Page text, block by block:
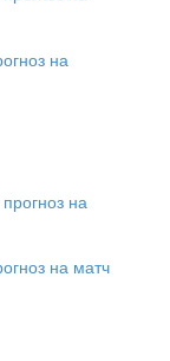
на
на матч